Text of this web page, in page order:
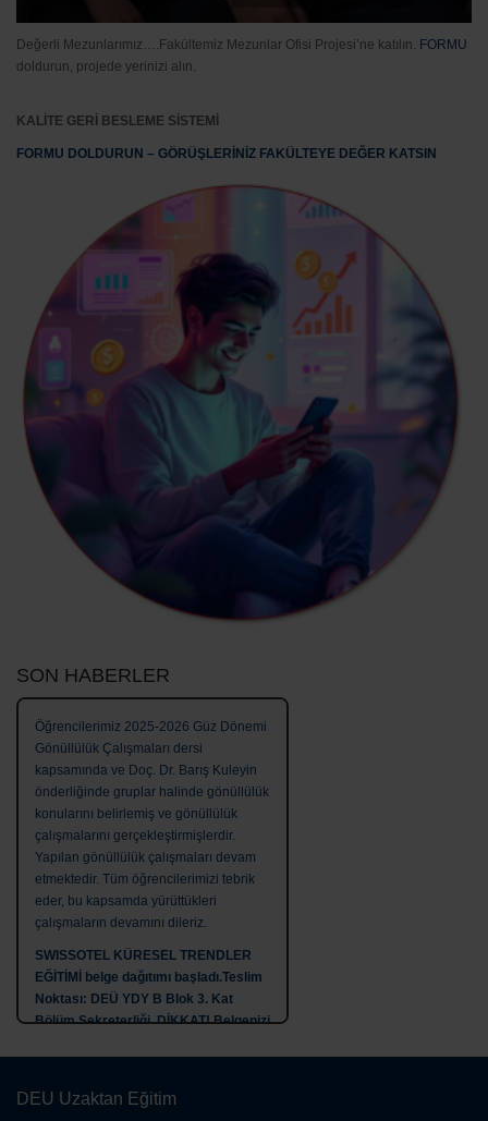
Değerli Mezunlarımız….Fakültemiz Mezunlar Ofisi Projesi’ne katılın. FORMU
doldurun, projede yerinizi alın.
KALİTE GERİ BESLEME SİSTEMİ
FORMU DOLDURUN – GÖRÜŞLERİNİZ FAKÜLTEYE DEĞER KATSIN
SON HABERLER
Öğrencilerimiz 2025-2026 Güz Dönemi
Gönüllülük Çalışmaları dersi
kapsamında ve Doç. Dr. Barış Kuleyin
önderliğinde gruplar halinde gönüllülük
konularını belirlemiş ve gönüllülük
çalışmalarını gerçekleştirmişlerdir.
Yapılan gönüllülük çalışmaları devam
etmektedir. Tüm öğrencilerimizi tebrik
eder, bu kapsamda yürüttükleri
çalışmaların devamını dileriz.
SWISSOTEL KÜRESEL TRENDLER
EĞİTİMİ belge dağıtımı başladı.Teslim
Noktası: DEÜ YDY B Blok 3. Kat
Bölüm Sekreterliği. DİKKAT! Belgenizi
KOORDİNATÖRLÜĞÜ FAALİYETİDİR
DEU Uzaktan Eğitim